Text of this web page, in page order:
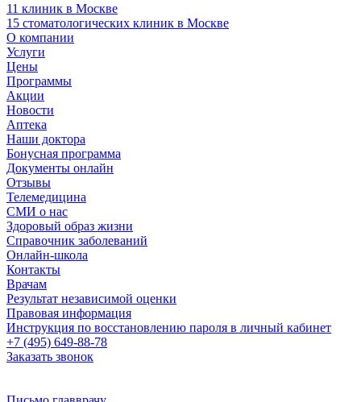
11 клиник в Москве
15 стоматологических клиник в Москве
О компании
Услуги
Цены
Программы
Акции
Новости
Аптека
Наши доктора
Бонусная программа
Документы онлайн
Отзывы
Телемедицина
СМИ о нас
Здоровый образ жизни
Справочник заболеваний
Онлайн-школа
Контакты
Врачам
Результат независимой оценки
Правовая информация
Инструкция по восстановлению пароля в личный кабинет
+7 (495) 649-88-78
Заказать звонок